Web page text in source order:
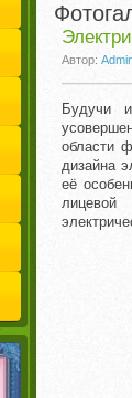
Автор:
Будучи
области
дизайна
её